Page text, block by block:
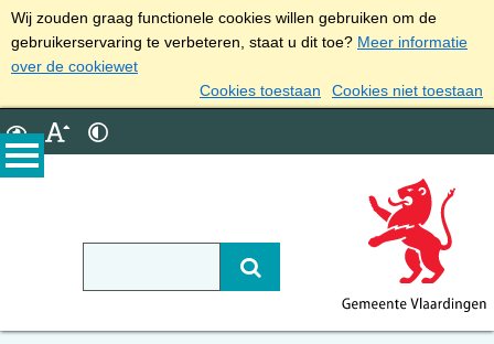
Wij zouden graag functionele cookies willen gebruiken om de
gebruikerservaring te verbeteren, staat u dit toe? Meer informatie
over de cookiewet
Cookies toestaan
Cookies niet toestaan